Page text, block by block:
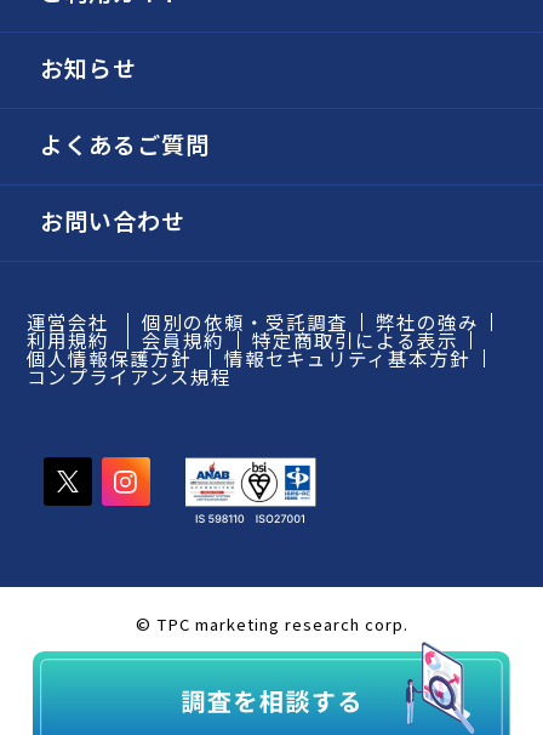
お知らせ
よくあるご質問
お問い合わせ
運営会社 個別の依頼・受託調査 弊社の強み
利用規約 会員規約 特定商取引による表示
個人情報保護方針 情報セキュリティ基本方針
コンプライアンス規程
© TPC marketing research corp.